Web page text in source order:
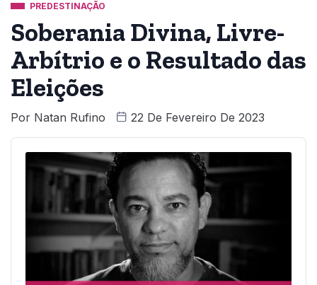
PREDESTINAÇÃO
Soberania Divina, Livre-
Arbítrio e o Resultado das
Eleições
Por Natan Rufino 22 De Fevereiro De 2023
Audio
Player